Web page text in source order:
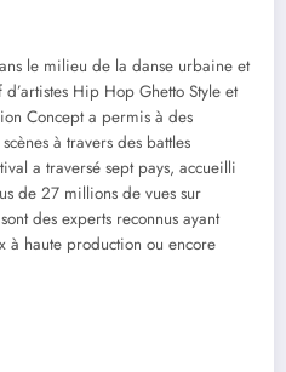
le milieu de la danse urbaine et
Hip Hop Ghetto Style et
Concept a permis à des
à travers des battles
a traversé sept pays, accueilli
de 27 millions de vues sur
des experts reconnus ayant
à haute production ou encore